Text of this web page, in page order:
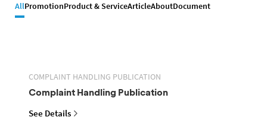
AllPromotionProduct & ServiceArticleAboutDocument
COMPLAINT HANDLING PUBLICATION
Complaint Handling Publication
See Details